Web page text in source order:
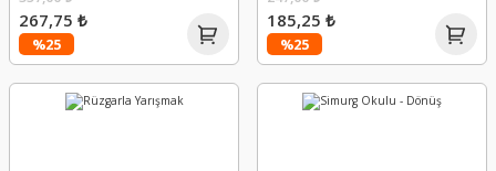
%25
267,75 ₺
%25
185,25 ₺